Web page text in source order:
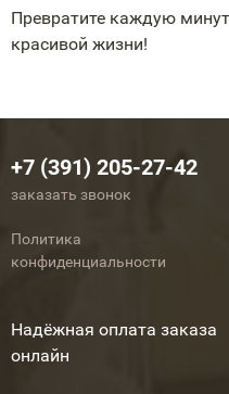
Превратите каждую
красивой жизни!
+7 (391) 205-27-42
заказать звонок
Политика
конфиденциальности
Надёжная оплата заказа
онлайн